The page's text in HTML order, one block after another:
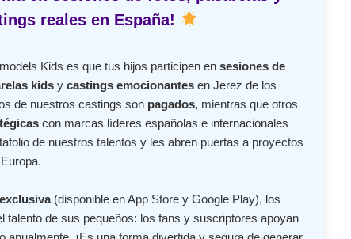
reales en España!
Kids es que tus hijos participen en sesiones de
kidsy castings emocionantesen Jerez de los
de nuestros castings son pagados, mientras que otros
con marcas líderes españolas e internacionales
de nuestros talentos y les abren puertas a proyectos
(disponible en App Store y Google Play), los
talento de sus pequeños: los fans y suscriptores apoyan